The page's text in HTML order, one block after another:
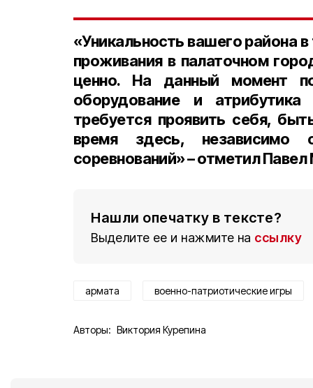
«Уникальность вашего района
проживания в палаточном
ценно. На данный момент
оборудование и
требуется проявить себя,
время здесь,
соревнований» – отметил
Нашли опечатку в тексте?
Выделите ее и нажмите на ссылку
армата военно-патриотические игры
Авторы: Виктория Курепина